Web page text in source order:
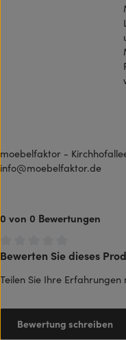
moebelfaktor -
info@moebelfaktor.de
0 von 0 Bewertungen
Durchschnittliche
Bewerten Sie dieses
Teilen Sie Ihre
Bewertung schreiben